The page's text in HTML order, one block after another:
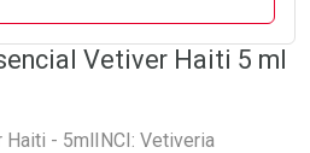
Vetiver Haiti 5 ml
- 5mlINCI: Vetiveria